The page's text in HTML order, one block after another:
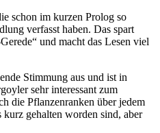
schon im kurzen Prolog so
verfasst haben. Das spart
und macht das Lesen viel
Stimmung aus und ist in
sehr interessant zum
die Pflanzenranken über jedem
gehalten worden sind, aber